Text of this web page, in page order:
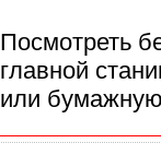
Посмотреть
главной
или